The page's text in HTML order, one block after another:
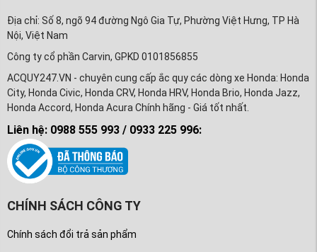
Địa chỉ: Số 8, ngõ 94 đường Ngô Gia Tự, Phường Việt Hưng, TP Hà
Nội, Việt Nam
Công ty cổ phần Carvin, GPKD 0101856855
ACQUY247.VN - chuyên cung cấp ắc quy các dòng xe Honda: Honda
City, Honda Civic, Honda CRV, Honda HRV, Honda Brio, Honda Jazz,
Honda Accord, Honda Acura Chính hãng - Giá tốt nhất.
Liên hệ: 0988 555 993 / 0933 225 996:
CHÍNH SÁCH CÔNG TY
Chính sách đổi trả sản phẩm